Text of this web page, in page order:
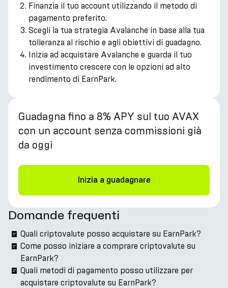
Finanzia il tuo account utilizzando il metodo di
pagamento preferito.
Scegli la tua strategia Avalanche in base alla tua
tolleranza al rischio e agli obiettivi di guadagno.
Inizia ad acquistare Avalanche e guarda il tuo
investimento crescere con le opzioni ad alto
rendimento di EarnPark.
Guadagna fino a 8% APY sul tuo AVAX
con un account senza commissioni già
da oggi
Inizia a guadagnare
Domande frequenti
Quali criptovalute posso acquistare su EarnPark?
Come posso iniziare a comprare criptovalute su
EarnPark?
Quali metodi di pagamento posso utilizzare per
acquistare criptovalute su EarnPark?